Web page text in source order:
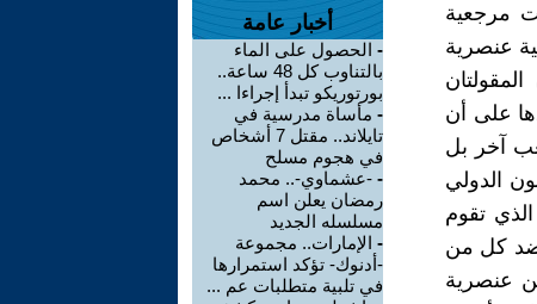
مرجعية
عنصرية
على أن
آخر بل
الدولي
تقوم
ضد كل من
عنصرية
أخبار عامة
- الحصول على الماء
بالتناوب كل 48 ساعة..
بورتوريكو تبدأ إجراءا ...
- مأساة مدرسية في
تايلاند.. مقتل 7 أشخاص
في هجوم مسلح
- -عشماوي-.. محمد
رمضان يعلن اسم
مسلسله الجديد
- الإمارات.. مجموعة
-أدنوك- تؤكد استمرارها
في تلبية متطلبات عم ...